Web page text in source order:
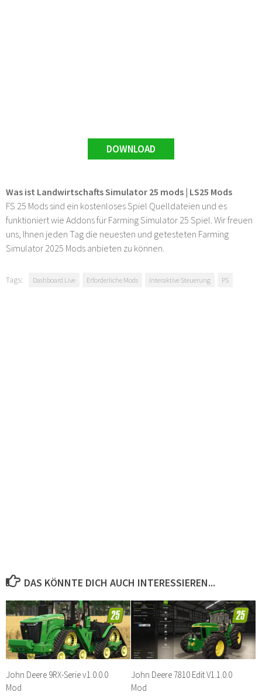
DOWNLOAD
Was ist Landwirtschafts Simulator 25 mods | LS25 Mods
FS 25 Mods sind ein kostenloses Spiel Quelldateien und es
funktioniert wie Addons für Farming Simulator 25 Spiel. Wir freuen
uns, Ihnen jeden Tag die neuesten und getesteten Farming
Simulator 2025 Mods anbieten zu können.
Tags: Dashboard Live Erforderliche Mods Interaktive Steuerung PS
DAS KÖNNTE DICH AUCH INTERESSIEREN...
John Deere 9RX-Serie v1.0.0.0
Mod
John Deere 7810 Edit V1.1.0.0
Mod